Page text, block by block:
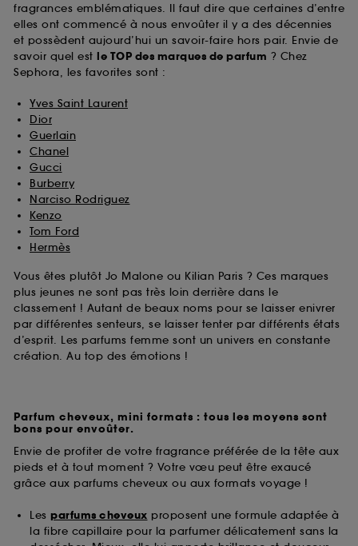
fragrances emblématiques. Il faut dire que certaines d’entre
elles ont commencé à nous envoûter il y a des décennies
et possèdent aujourd’hui un savoir-faire hors pair. Envie de
savoir quel est le TOP des marques de parfum ? Chez
Sephora, les favorites sont :
Yves Saint Laurent
Dior
Guerlain
Chanel
Gucci
Burberry
Narciso Rodriguez
Kenzo
Tom Ford
Hermès
Vous êtes plutôt Jo Malone ou Kilian Paris ? Ces marques
plus jeunes ne sont pas très loin derrière dans le
classement ! Autant de beaux noms pour se laisser enivrer
par différentes senteurs, se laisser tenter par différents états
d’esprit. Les parfums femme sont un univers en constante
création. Au top des émotions !
Parfum cheveux, mini formats : tous les moyens sont
bons pour envoûter.
Envie de profiter de votre fragrance préférée de la tête aux
pieds et à tout moment ? Votre vœu peut être exaucé
grâce aux parfums cheveux ou aux formats voyage !
Les parfums cheveux proposent une formule adaptée à
la fibre capillaire pour la parfumer délicatement sans la